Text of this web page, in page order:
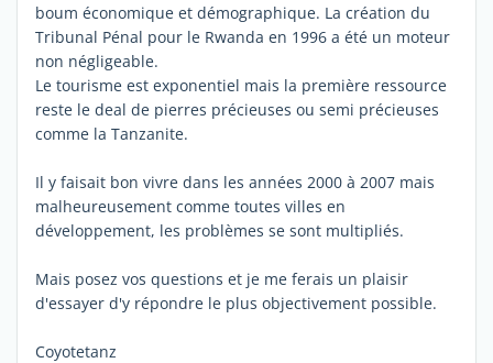
boum économique et démographique. La création du
Tribunal Pénal pour le Rwanda en 1996 a été un moteur
non négligeable.
Le tourisme est exponentiel mais la première ressource
reste le deal de pierres précieuses ou semi précieuses
comme la Tanzanite.
Il y faisait bon vivre dans les années 2000 à 2007 mais
malheureusement comme toutes villes en
développement, les problèmes se sont multipliés.
Mais posez vos questions et je me ferais un plaisir
d'essayer d'y répondre le plus objectivement possible.
Coyotetanz